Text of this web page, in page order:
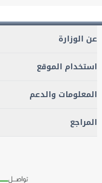
عن الوزارة
استخدام الموقع
المعلومات والدعم
المراجع